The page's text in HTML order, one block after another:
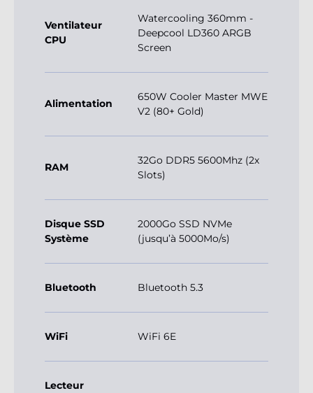
Ventilateur
CPU
Watercooling 360mm -
Deepcool LD360 ARGB
Screen
Alimentation
650W Cooler Master MWE
V2 (80+ Gold)
RAM
32Go DDR5 5600Mhz (2x
Slots)
Disque SSD
Système
2000Go SSD NVMe
(jusqu’à 5000Mo/s)
Bluetooth Bluetooth 5.3
WiFi WiFi 6E
Lecteur